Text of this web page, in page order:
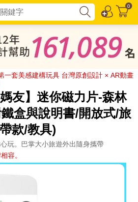
0
一套美感建構玩具 台灣原創設計 × AR動畫
友】迷你磁力片-森林
盒與說明書/開放式/旅
款/教具)
玩。巴掌大小旅遊外出隨身攜帶
容。